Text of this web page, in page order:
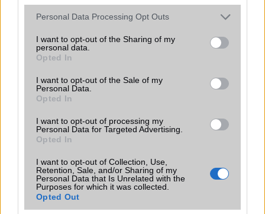
Please note that this website/app uses one or more Google
not limited to your visit or usage behaviour. You may click to
grant or deny consent to Google and its third-party tags to
use your data for below specified purposes in below Google
consent section.
Personal Data Processing Opt Outs
I want to opt-out of the Sharing of my
personal data.
Opted In
I want to opt-out of the Sale of my
Personal Data.
Opted In
I want to opt-out of processing my
Personal Data for Targeted Advertising.
Opted In
I want to opt-out of Collection, Use,
Retention, Sale, and/or Sharing of my
Personal Data that Is Unrelated with the
Purposes for which it was collected.
Opted Out
HÍRLEVÉL
webhelyet a reCAPTCHA védi. A Google
adatvédelmi irányelve
szolgáltatási feltételekérvényesek.
Korábbi hírlevelek